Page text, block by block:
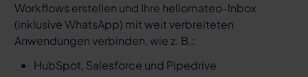
Workflows erstellen und Ihre hellomateo-Inbox
(inklusive WhatsApp) mit weit verbreiteten
Anwendungen verbinden, wie z. B.:
HubSpot, Salesforce und Pipedrive